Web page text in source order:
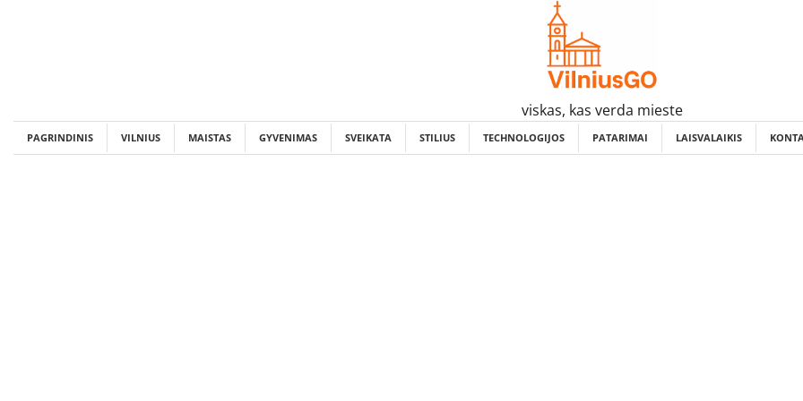
viskas, kas verda mieste
PAGRINDINIS VILNIUS MAISTAS GYVENIMAS SVEIKATA STILIUS TECHNOLOGIJOS PATARIMAI LAISVALAIKIS